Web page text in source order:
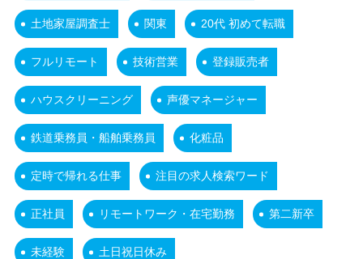
土地家屋調査士 関東 20代 初めて転職
フルリモート 技術営業 登録販売者
ハウスクリーニング 声優マネージャー
鉄道乗務員・船舶乗務員 化粧品
定時で帰れる仕事 注目の求人検索ワード
正社員 リモートワーク・在宅勤務 第二新卒
未経験 土日祝日休み